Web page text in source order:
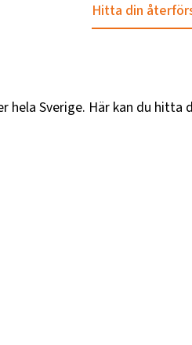
Hitta din
Sverige. Här kan du hitta